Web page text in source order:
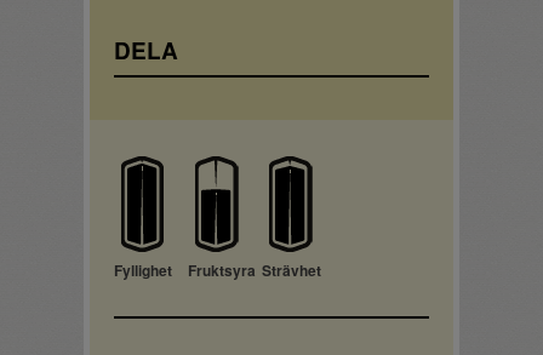
DELA
Fyllighet Fruktsyra Strävhet